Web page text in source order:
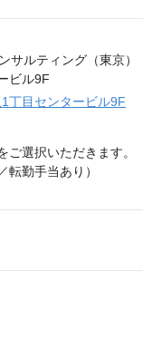
丁目センタービル9F
選択いただきます。
転勤手当あり）